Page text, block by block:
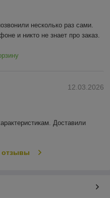
несколько раз сами.
и никто не знает про заказ.
12.03.2026
Доставили
отзывы